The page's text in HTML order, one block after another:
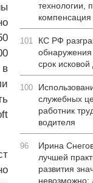
технологии,
101
КС РФ
обнаружения
срок исковой
100
служебных
работник
водителя
96
Ирина
лучшей
развития
невозможно: